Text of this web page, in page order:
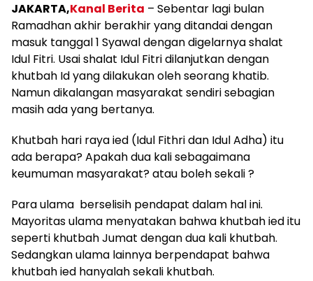
JAKARTA,Kanal Berita – Sebentar lagi bulan
Ramadhan akhir berakhir yang ditandai dengan
masuk tanggal 1 Syawal dengan digelarnya shalat
Idul Fitri. Usai shalat Idul Fitri dilanjutkan dengan
khutbah Id yang dilakukan oleh seorang khatib.
Namun dikalangan masyarakat sendiri sebagian
masih ada yang bertanya.
Khutbah hari raya ied (Idul Fithri dan Idul Adha) itu
ada berapa? Apakah dua kali sebagaimana
keumuman masyarakat? atau boleh sekali ?
Para ulama berselisih pendapat dalam hal ini.
Mayoritas ulama menyatakan bahwa khutbah ied itu
seperti khutbah Jumat dengan dua kali khutbah.
Sedangkan ulama lainnya berpendapat bahwa
khutbah ied hanyalah sekali khutbah.